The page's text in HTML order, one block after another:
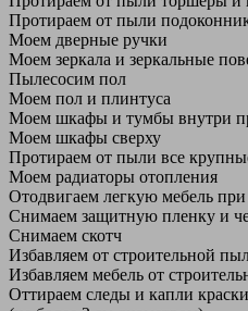
Протираем от пыли
Моем дверные ручки
Моем зеркала и зеркальные
Пылесосим пол
Моем пол и плинтуса
Моем шкафы и тумбы внутри
Моем шкафы сверху
Протираем от пыли все
Моем радиаторы отопления
Отодвигаем легкую мебель
Снимаем защитную пленку и
Снимаем скотч
Избавляем от строительной
Избавляем мебель от
Оттираем следы и капли